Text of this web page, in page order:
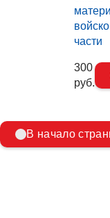
части
300
руб.
В начало